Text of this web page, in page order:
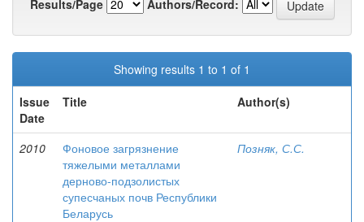
Results/Page
Authors/Record:
Showing results 1 to 1 of 1
Issue
Date
Title Author(s)
2010
Фоновое загрязнение
тяжелыми металлами
дерново-подзолистых
супесчаных почв Республики
Беларусь
Позняк, С.С.